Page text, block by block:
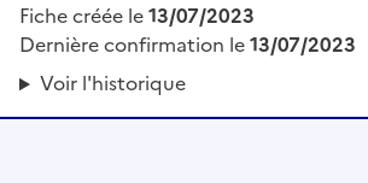
Fiche créée le13/07/2023
Dernière confirmation le13/07/2023
Voir l'historique